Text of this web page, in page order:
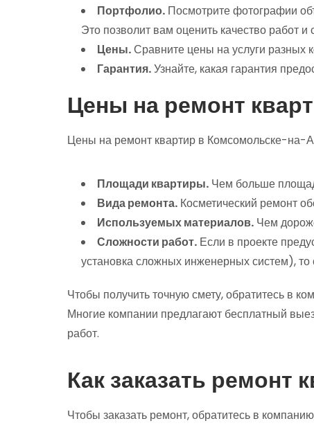
Портфолио. Посмотрите фотографии
Это позволит вам оценить качество работ и
Цены.Сравните цены на услуги разных
Гарантия.Узнайте, какая гарантия
Цены на ремонт
Цены на ремонт квартир в Комсомольске-на-
Площади квартиры. Чем больше
Вида ремонта. Косметический ремонт
Используемых материалов. Чем
Сложности работ. Если в проекте
установка сложных инженерных систем),
Чтобы получить точную смету, обратитесь в
Многие компании предлагают бесплатный
работ.
Как заказать ремонт
Чтобы заказать ремонт, обратитесь в